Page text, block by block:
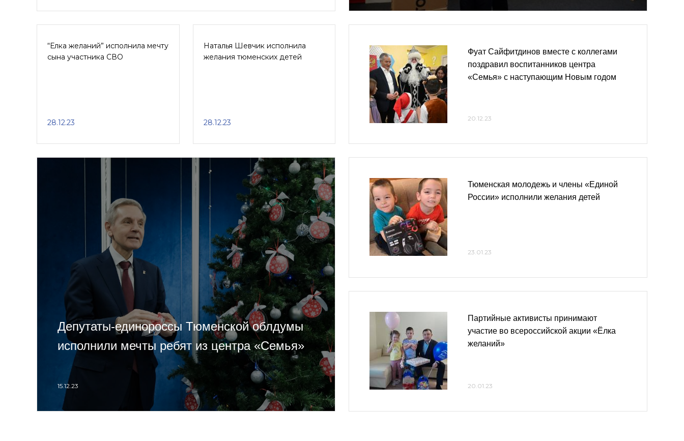
“Елка желаний” исполнила мечту
сына участника СВО
28.12.23
Наталья Шевчик исполнила
желания тюменских детей
28.12.23
Фуат Сайфитдинов вместе с коллегами
поздравил воспитанников центра
«Семья» с наступающим Новым годом
20.12.23
Депутаты-единороссы Тюменской облдумы
исполнили мечты ребят из центра «Семья»
15.12.23
Тюменская молодежь и члены «Единой
России» исполнили желания детей
23.01.23
Партийные активисты принимают
участие во всероссийской акции «Ёлка
желаний»
20.01.23